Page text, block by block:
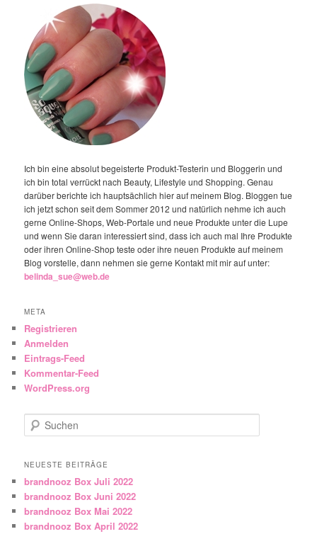
Ich bin eine absolut begeisterte Produkt-Testerin und Bloggerin und
ich bin total verrückt nach Beauty, Lifestyle und Shopping. Genau
darüber berichte ich hauptsächlich hier auf meinem Blog. Bloggen tue
ich jetzt schon seit dem Sommer 2012 und natürlich nehme ich auch
gerne Online-Shops, Web-Portale und neue Produkte unter die Lupe
und wenn Sie daran interessiert sind, dass ich auch mal Ihre Produkte
oder ihren Online-Shop teste oder ihre neuen Produkte auf meinem
Blog vorstelle, dann nehmen sie gerne Kontakt mit mir auf unter:
belinda_sue@web.de
META
Registrieren
Anmelden
Eintrags-Feed
Kommentar-Feed
WordPress.org
Suchen
NEUESTE BEITRÄGE
brandnooz Box Juli 2022
brandnooz Box Juni 2022
brandnooz Box Mai 2022
brandnooz Box April 2022